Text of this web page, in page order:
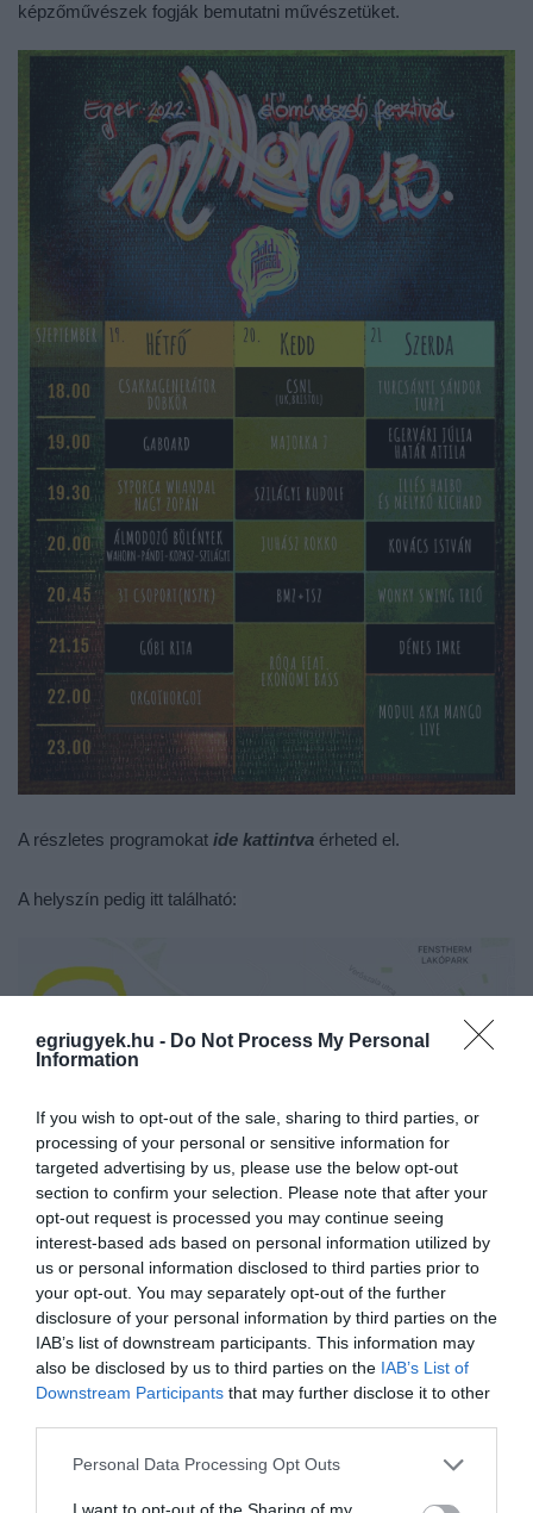
egriugyek.hu - Do Not Process My Personal
Information
If you wish to opt-out of the sale, sharing to third parties, or
processing of your personal or sensitive information for
targeted advertising by us, please use the below opt-out
section to confirm your selection. Please note that after your
opt-out request is processed you may continue seeing
interest-based ads based on personal information utilized by
us or personal information disclosed to third parties prior to
your opt-out. You may separately opt-out of the further
disclosure of your personal information by third parties on the
IAB’s list of downstream participants. This information may
also be disclosed by us to third parties on the IAB’s List of
Downstream Participants that may further disclose it to other
Please note that this website/app uses one or more Google
not limited to your visit or usage behaviour. You may click to
Personal Data Processing Opt Outs
I want to opt-out of the Sharing of my
képzőművészek fogják bemutatni művészetüket.
A részletes programokat ide kattintva érheted el.
A helyszín pedig itt található:
Ne maradjon le a legfrissebb hírekről, kövessen
bennünket az EGRI ÜGYEK Google Hírek oldalán!
VISSZA A FŐOLDALRA